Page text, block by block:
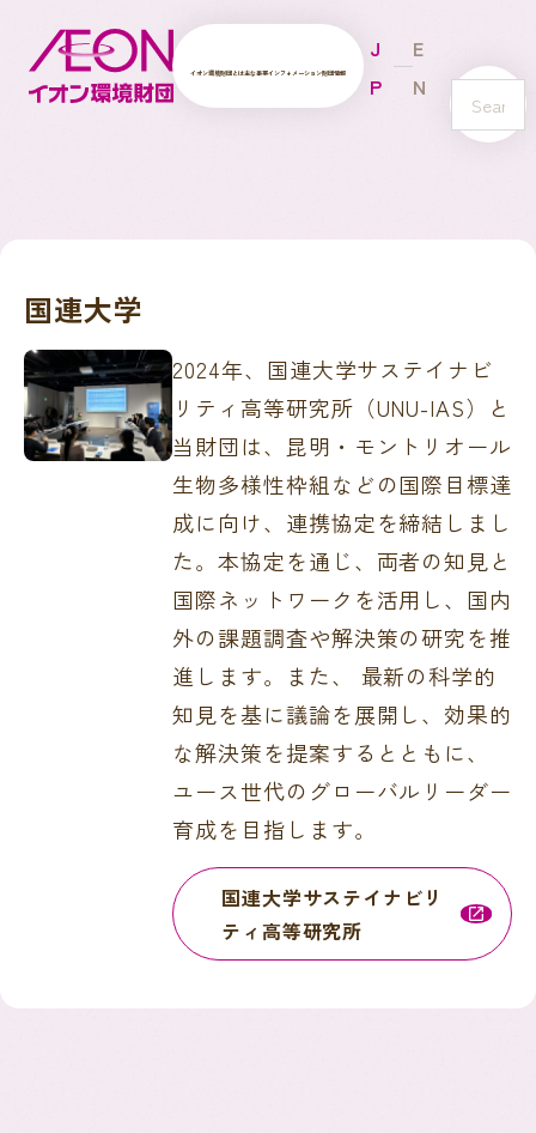
イオン環境財団とは主な事業インフォメーション財団情報
J
P
E
N
s
e
c
国連大学
2024年、国連大学サステイナビ
リティ高等研究所（UNU-IAS）と
当財団は、昆明・モントリオール
生物多様性枠組などの国際目標達
成に向け、連携協定を締結しまし
た。本協定を通じ、両者の知見と
国際ネットワークを活用し、国内
外の課題調査や解決策の研究を推
進します。また、 最新の科学的
知見を基に議論を展開し、効果的
な解決策を提案するとともに、
ユース世代のグローバルリーダー
育成を目指します。
国連大学サステイナビリ
ティ高等研究所